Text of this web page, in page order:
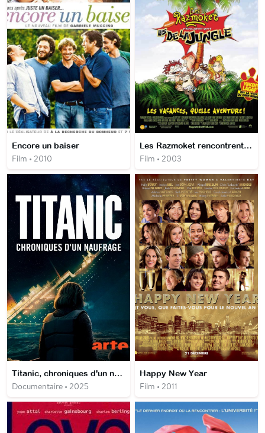
Encore un baiser
Film • 2010
Les Razmoket rencontrent les Delajungle
Film • 2003
Titanic, chroniques d'un naufrage
Documentaire • 2025
Happy New Year
Film • 2011